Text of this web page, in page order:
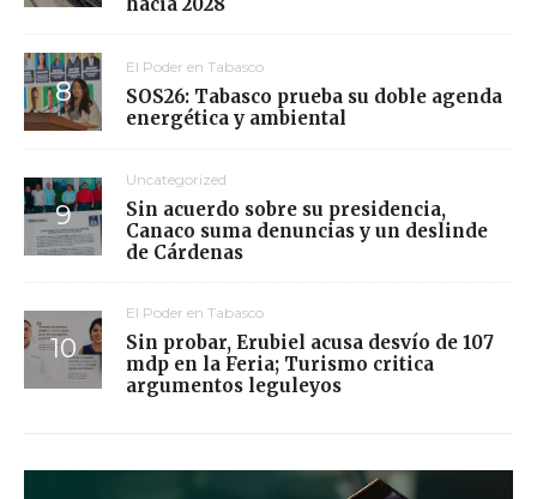
El Poder en Tabasco
SOS26: Tabasco prueba su doble agenda
energética y ambiental
Uncategorized
Sin acuerdo sobre su presidencia,
Canaco suma denuncias y un deslinde
de Cárdenas
El Poder en Tabasco
Sin probar, Erubiel acusa desvío de 107
mdp en la Feria; Turismo critica
argumentos leguleyos